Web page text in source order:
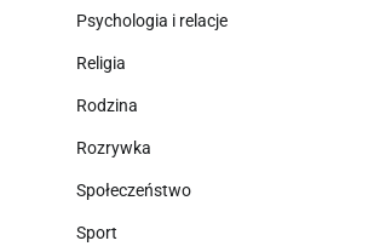
Psychologia i relacje
Religia
Rodzina
Rozrywka
Społeczeństwo
Sport